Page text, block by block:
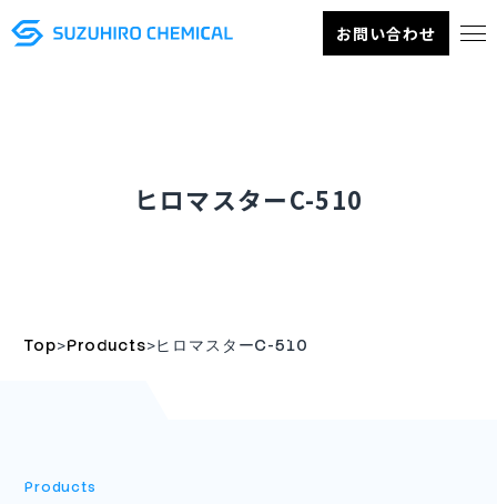
お問い合わせ
ヒロマスターC-510
Top>Products>ヒロマスターC-510
Products